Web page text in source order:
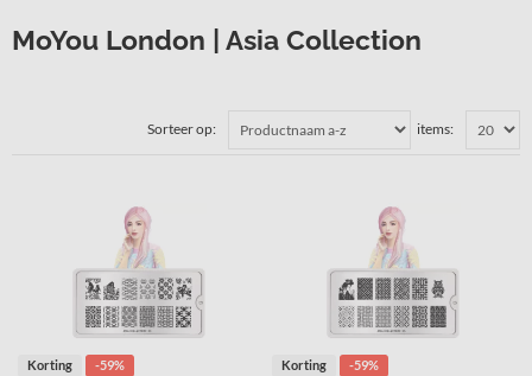
MoYou London | Asia Collection
Sorteer op: items:
Korting -59% Korting -59%